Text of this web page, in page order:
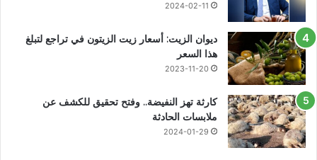
2024-02-11
ديوان الزيت: أسعار زيت الزيتون في تراجع لتبلغ
هذا السعر
2023-11-20
كارثة تهز النفيضة.. وفتح تحقيق للكشف عن
ملابسات الحادثة
2024-01-29